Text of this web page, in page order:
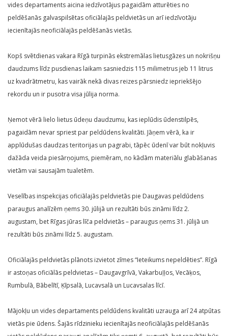
vides departaments aicina iedzīvotājus pagaidām atturēties no
peldēšanās galvaspilsētas oficiālajās peldvietās un arī iedzīvotāju
iecienītajās neoficiālajās peldēšanās vietās.
Kopš svētdienas vakara Rīgā turpinās ekstremālas lietusgāzes un nokrišņu
daudzums līdz pusdienas laikam sasniedzis 115 milimetrus jeb 11 litrus
uz kvadrātmetru, kas vairāk nekā divas reizes pārsniedz iepriekšējo
rekordu un ir pusotra visa jūlija norma.
Ņemot vērā lielo lietus ūdeņu daudzumu, kas ieplūdis ūdenstilpēs,
pagaidām nevar spriest par peldūdens kvalitāti. Jāņem vērā, ka ir
applūdušas daudzas teritorijas un pagrabi, tāpēc ūdenī var būt nokļuvis
dažāda veida piesārņojums, piemēram, no kādām materiālu glabāšanas
vietām vai sausajām tualetēm.
Veselības inspekcijas oficiālajās peldvietās pie Daugavas peldūdens
paraugus analīzēm ņems 30. jūlijā un rezultāti būs zināmi līdz 2.
augustam, bet Rīgas jūras līča peldvietās – paraugus ņems 31. jūlijā un
rezultāti būs zināmi līdz 5. augustam.
Oficiālajās peldvietās plānots izvietot zīmes “Ieteikums nepeldēties”. Rīgā
ir astoņas oficiālās peldvietas – Daugavgrīvā, Vakarbuļļos, Vecāķos,
Rumbulā, Bābelītī, Ķīpsalā, Lucavsalā un Lucavsalas līcī.
Mājokļu un vides departaments peldūdens kvalitāti uzrauga arī 24 atpūtas
vietās pie ūdens. Šajās rīdzinieku iecienītajās neoficiālajās peldēšanās